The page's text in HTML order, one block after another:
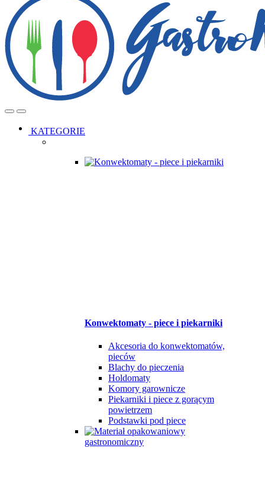
OpenClose
KATEGORIE
Konwektomaty - piece i piekarniki
Akcesoria do konwektomatów,
pieców
Blachy do pieczenia
Holdomaty
Komory garownicze
Piekarniki i piece z gorącym
powietrzem
Podstawki pod piece